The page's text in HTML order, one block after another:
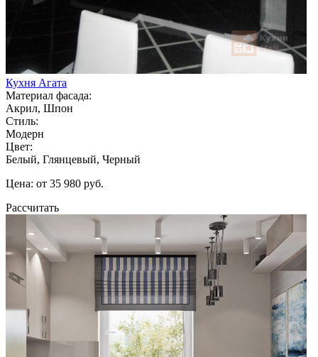
Кухня Агата
Материал фасада:
Акрил, Шпон
Стиль:
Модерн
Цвет:
Белый, Глянцевый, Черный
Цена: от 35 980 руб.
Рассчитать